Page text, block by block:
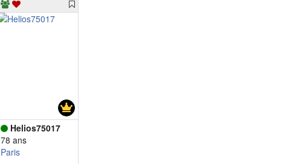
Helios75017
78 ans
Paris